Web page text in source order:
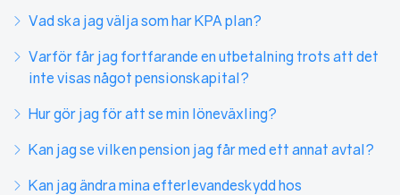
Vad ska jag välja som har KPA plan?
Varför får jag fortfarande en utbetalning trots att det
inte visas något pensionskapital?
Hur gör jag för att se min löneväxling?
Kan jag se vilken pension jag får med ett annat avtal?
Kan jag ändra mina efterlevandeskydd hos